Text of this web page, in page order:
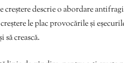
creștere descrie o abordare
le plac provocările și
să crească.